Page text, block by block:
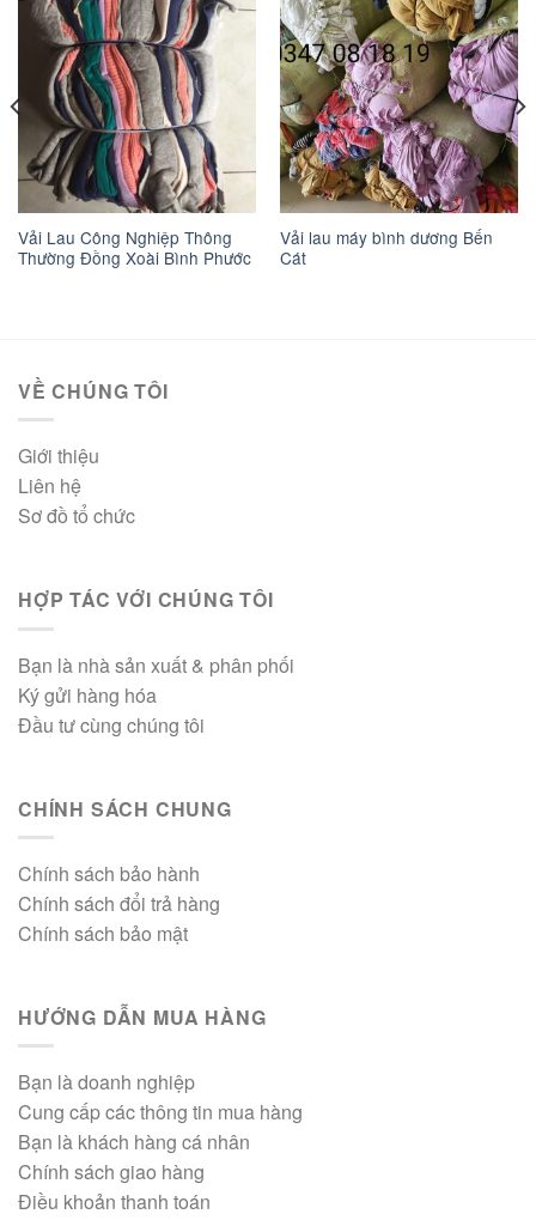
Vải Lau Công Nghiệp Thông
Thường Đồng Xoài Bình Phước
Vải lau máy bình dương Bến
Cát
VỀ CHÚNG TÔI
Giới thiệu
Liên hệ
Sơ đồ tổ chức
HỢP TÁC VỚI CHÚNG TÔI
Bạn là nhà sản xuất & phân phối
Ký gửi hàng hóa
Đầu tư cùng chúng tôi
CHÍNH SÁCH CHUNG
Chính sách bảo hành
Chính sách đổi trả hàng
Chính sách bảo mật
HƯỚNG DẪN MUA HÀNG
Bạn là doanh nghiệp
Cung cấp các thông tin mua hàng
Bạn là khách hàng cá nhân
Chính sách giao hàng
Điều khoản thanh toán